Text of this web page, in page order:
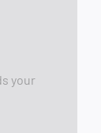
your